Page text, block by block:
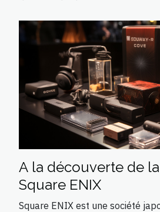
A la découverte de
Square ENIX
Square ENIX est une société